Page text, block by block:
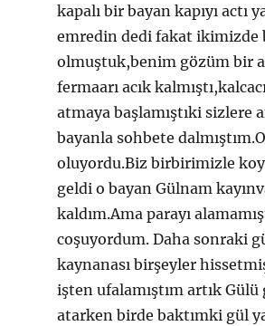
kapalı bir bayan kapıyı actı
emredin dedi fakat
olmuştuk,benim gözüm bir
fermaarı acık
atmaya başlamıştıki sizlere
bayanla sohbete
oluyordu.Biz birbirimizle
geldi o bayan Gülnam
kaldım.Ama parayı
coşuyordum. Daha sonraki
kaynanası birşeyler
işten ufalamıştım artık
atarken birde baktımki gül